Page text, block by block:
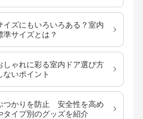
イズにもいろいろある？室内
準サイズとは？
しゃれに彩る室内ドア選び方
ないポイント
つかりを防止 安全性を高め
タイプ別のグッズを紹介